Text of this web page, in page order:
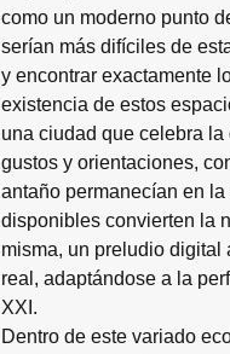
como un moderno punto
serían más difíciles de
y encontrar exactamente
existencia de estos
una ciudad que celebra
gustos y orientaciones,
antaño permanecían en
disponibles convierten la
misma, un preludio digital
real, adaptándose a la
XXI.
Dentro de este variado